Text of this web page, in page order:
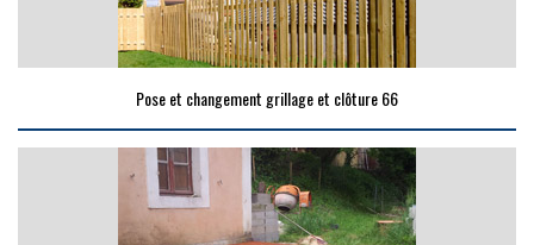
Pose et changement grillage et clôture 66